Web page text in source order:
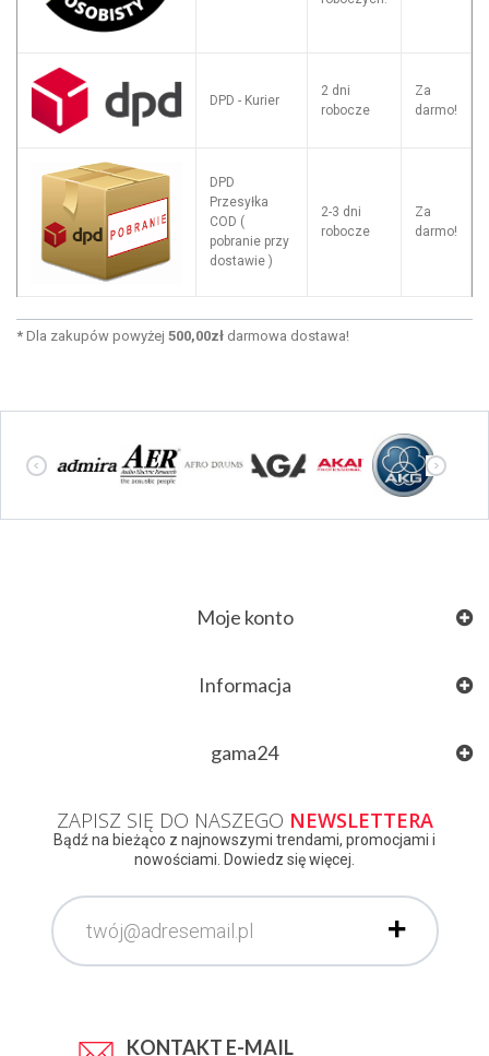
DPD - Kurier
2 dni
robocze
Za
darmo!
DPD
Przesyłka
COD (
pobranie przy
dostawie )
2-3 dni
robocze
Za
darmo!
* Dla zakupów powyżej 500,00zł darmowa dostawa!
Moje konto
Informacja
gama24
ZAPISZ SIĘ DO NASZEGO NEWSLETTERA
Bądź na bieżąco z najnowszymi trendami, promocjami i
nowościami. Dowiedz się więcej.
KONTAKT E-MAIL